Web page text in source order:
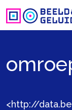
<http://